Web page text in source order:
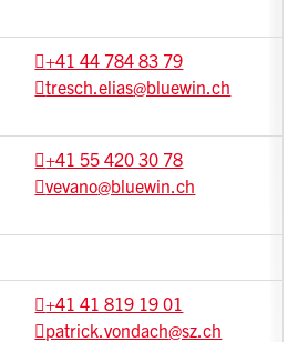
+41 44 784 83 79
tresch.elias@bluewin.ch
+41 55 420 30 78
vevano@bluewin.ch
+41 41 819 19 01
patrick.vondach@sz.ch